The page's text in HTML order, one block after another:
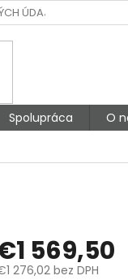
ÚDAJOV
Spolupráca O
569,50
276,02 bez DPH